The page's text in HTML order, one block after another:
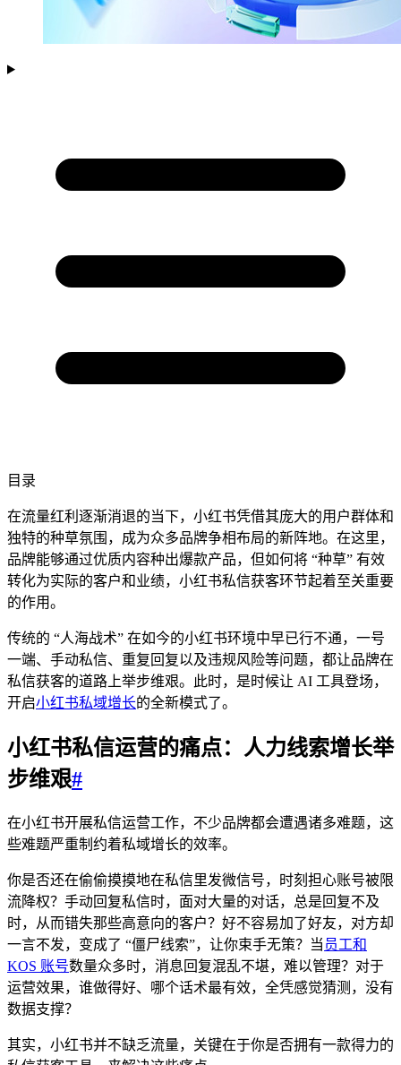
目录
在流量红利逐渐消退的当下，小红书凭借其庞大的用户群体和
独特的种草氛围，成为众多品牌争相布局的新阵地。在这里，
品牌能够通过优质内容种出爆款产品，但如何将 “种草” 有效
转化为实际的客户和业绩，小红书私信获客环节起着至关重要
的作用。​
传统的 “人海战术” 在如今的小红书环境中早已行不通，一号
一端、手动私信、重复回复以及违规风险等问题，都让品牌在
私信获客的道路上举步维艰。此时，是时候让 AI 工具登场，
开启小红书私域增长的全新模式了。​
小红书私信运营的痛点：人力线索增长举
步维艰​#
在小红书开展私信运营工作，不少品牌都会遭遇诸多难题，这
些难题严重制约着私域增长的效率。​
你是否还在偷偷摸摸地在私信里发微信号，时刻担心账号被限
流降权？手动回复私信时，面对大量的对话，总是回复不及
时，从而错失那些高意向的客户？好不容易加了好友，对方却
一言不发，变成了 “僵尸线索”，让你束手无策？当 员工和
KOS 账号数量众多时，消息回复混乱不堪，难以管理？对于
运营效果，谁做得好、哪个话术最有效，全凭感觉猜测，没有
数据支撑？​
其实，小红书并不缺乏流量，关键在于你是否拥有一款得力的